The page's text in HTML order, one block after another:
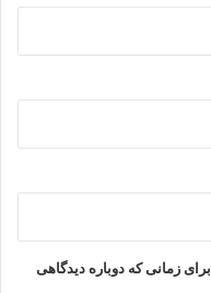
زمانی که دوباره دیدگاهی